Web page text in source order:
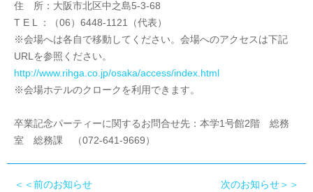
住 所：大阪市北区中之島5-3-68
T E L ：（06）6448-1121（代表）
※会場へは各自で移動してください。会場へのアクセスは下記
URLを参照ください。
http://www.rihga.co.jp/osaka/access/index.html
※会場ホテルのクロークを利用できます。
卒業記念パーティーに関するお問合せ先：本学1号館2階 総務
室 総務課 （072-641-9669）
＜＜前のお知らせ 次のお知らせ＞＞